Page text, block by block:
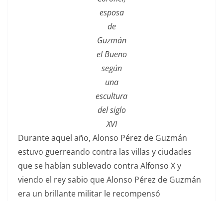
esposa
de
Guzmán
el Bueno
según
una
escultura
del siglo
XVI
Durante aquel año, Alonso Pérez de Guzmán
estuvo guerreando contra las villas y ciudades
que se habían sublevado contra Alfonso X y
viendo el rey sabio que Alonso Pérez de Guzmán
era un brillante militar le recompensó